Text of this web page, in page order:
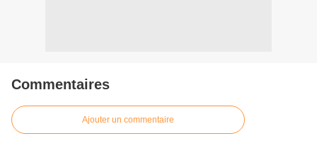
Commentaires
Ajouter un commentaire